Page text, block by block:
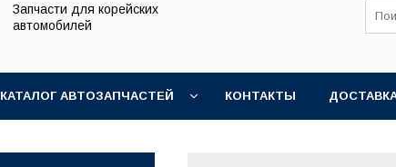
Запчасти для корейских
автомобилей
КАТАЛОГ АВТОЗАПЧАСТЕЙ КОНТАКТЫ